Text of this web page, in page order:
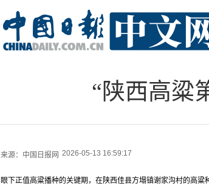
“陕西高粱
来源： 中国日报网 2026-05-13 16:59:17
眼下正值高粱播种的关键期，在陕西佳县方塌镇谢家沟村的高粱